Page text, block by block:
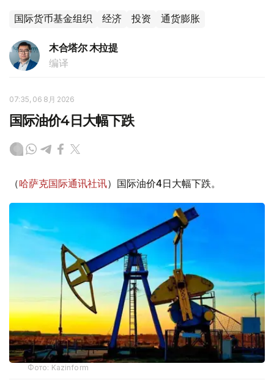
国际货币基金组织 经济 投资 通货膨胀
木合塔尔 木拉提
编译
07:35, 06 8月 2026
国际油价4日大幅下跌
（哈萨克国际通讯社讯）国际油价4日大幅下跌。
Фото: Kazinform